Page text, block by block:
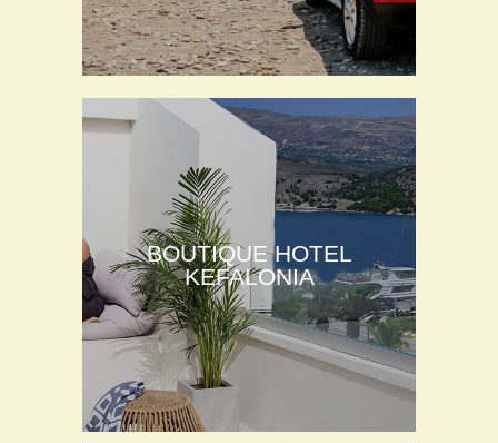
BOUTIQUE HOTEL
KEFALONIA